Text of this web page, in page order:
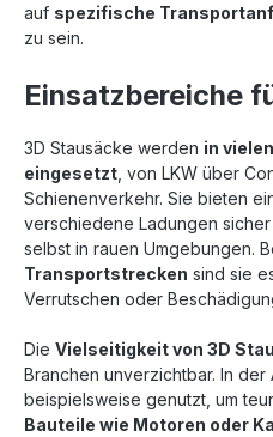
auf spezifische
zu sein.
Einsatzbereiche
3D Stausäcke werden in
eingesetzt , von LKW über
Schienenverkehr. Sie bieten
verschiedene Ladungen
selbst in rauen Umgebungen.
Transportstrecken sind sie
Verrutschen oder
Die Vielseitigkeit von 3D
Branchen unverzichtbar. In
beispielsweise genutzt, um
Bauteile wie Motoren oder